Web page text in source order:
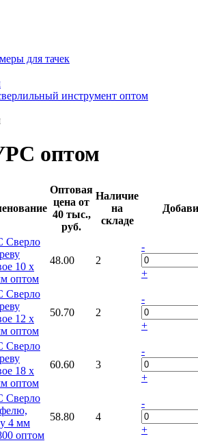
для тачек
инструмент оптом
оптом
Оптовая
цена от
40 тыс.,
руб.
Наличие
на
складе
Сверло
10 x
оптом
48.00 2
-
+
Сверло
12 x
оптом
50.70 2
-
+
Сверло
18 x
оптом
60.60 3
-
+
Сверло
4 мм
оптом
58.80 4
-
+